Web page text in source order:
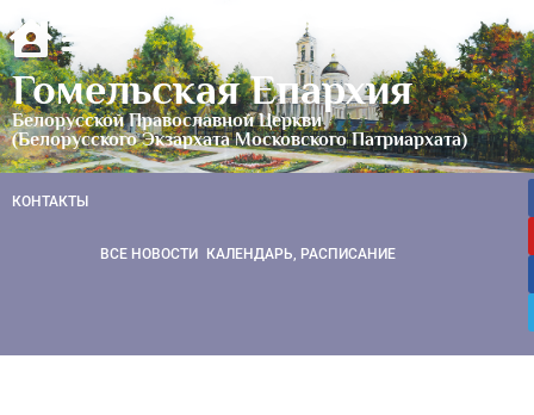
Гомельская Епархия
Белорусской Православной Церкви
(Белорусского Экзархата Московского Патриархата)
КОНТАКТЫ
ВСЕ НОВОСТИ КАЛЕНДАРЬ, РАСПИСАНИЕ